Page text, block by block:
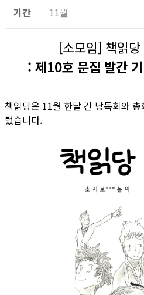
기간 11월
[소모임] 책읽
: 제10호 문집 발간
책읽당은 11월 한달 간 낭독회와
렀습니다.